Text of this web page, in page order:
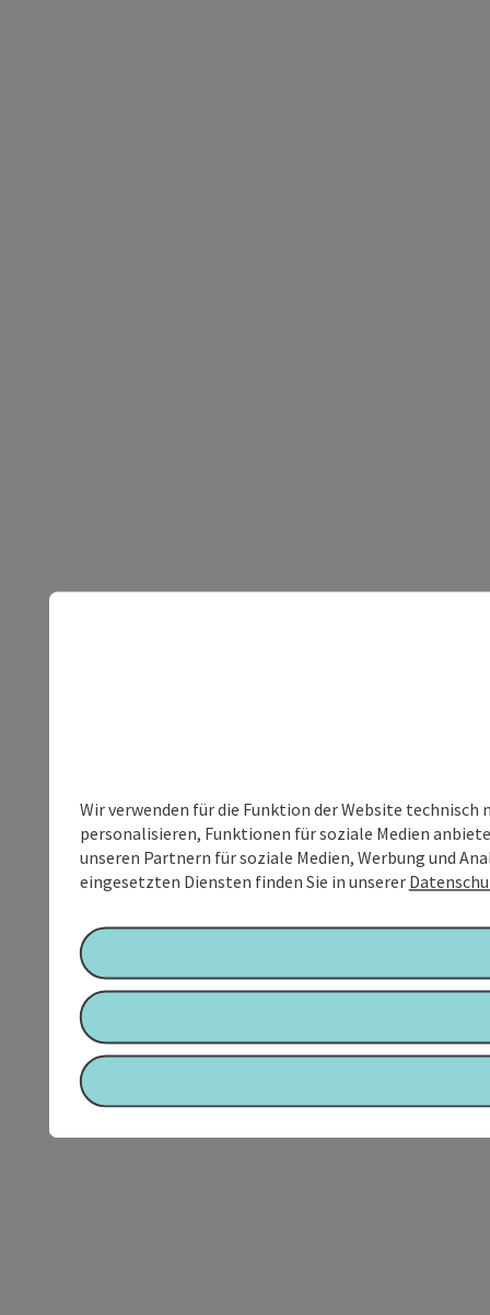
Wir verwenden für die Funktion der Website
personalisieren, Funktionen für soziale Medien
unseren Partnern für soziale Medien, Werbung und
eingesetzten Diensten finden Sie in unserer